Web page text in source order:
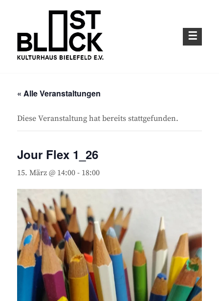
content
« Alle Veranstaltungen
Diese Veranstaltung hat bereits stattgefunden.
Jour Flex 1_26
15. März @ 14:00 - 18:00